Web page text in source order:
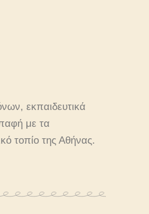
εκπαιδευτικά
με τα
τοπίο της Αθήνας.